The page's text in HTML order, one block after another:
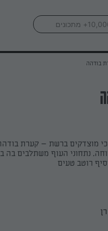
בודהה
מוצדקים ברשת – קערת
נתחוני העוף משתלבים בה
רוטב טעים